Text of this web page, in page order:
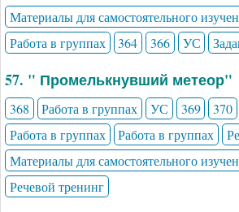
Материалы для самостоятельного
Работа в группах
364 366 УС
57. " Промелькнувший метеор"
368 Работа в группах УС 369 370
Работа в группах
Работа в группах
Материалы для самостоятельного
Речевой тренинг